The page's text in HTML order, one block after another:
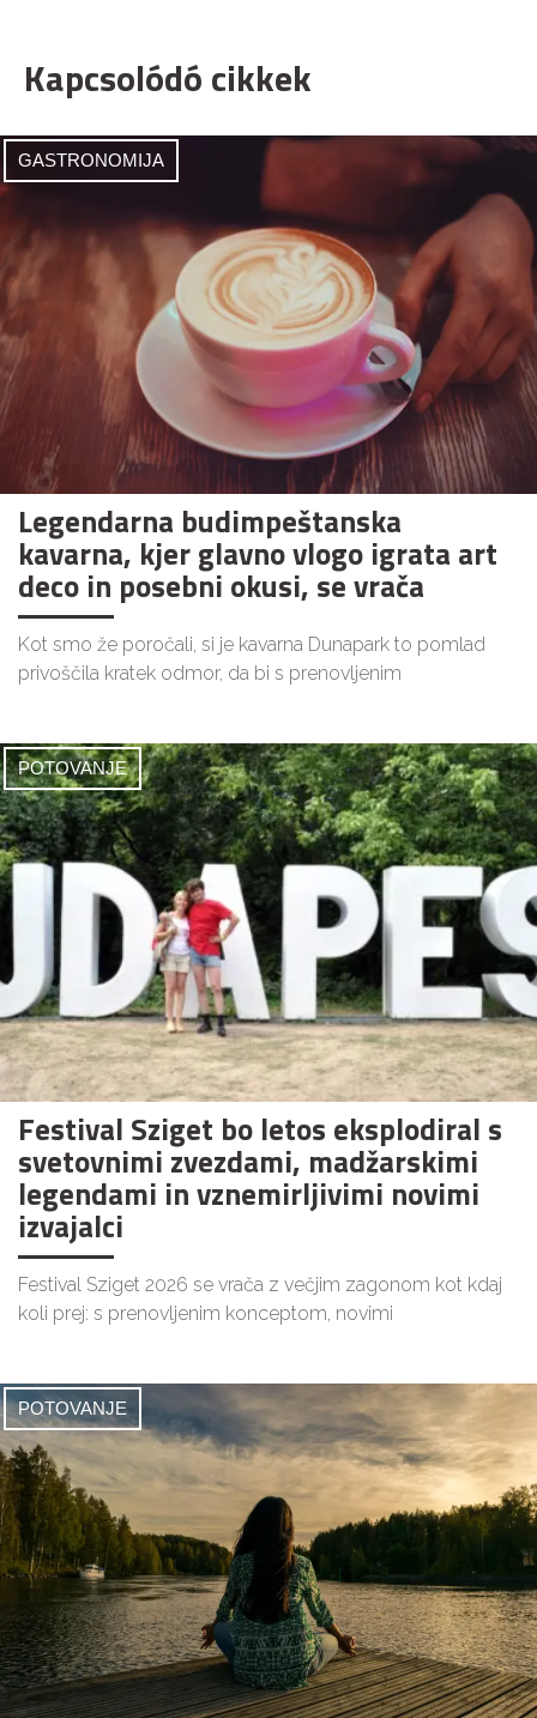
Kapcsolódó cikkek
GASTRONOMIJA
Legendarna budimpeštanska
kavarna, kjer glavno vlogo igrata art
deco in posebni okusi, se vrača
Kot smo že poročali, si je kavarna Dunapark to pomlad
privoščila kratek odmor, da bi s prenovljenim
POTOVANJE
Festival Sziget bo letos eksplodiral s
svetovnimi zvezdami, madžarskimi
legendami in vznemirljivimi novimi
izvajalci
Festival Sziget 2026 se vrača z večjim zagonom kot kdaj
koli prej: s prenovljenim konceptom, novimi
POTOVANJE